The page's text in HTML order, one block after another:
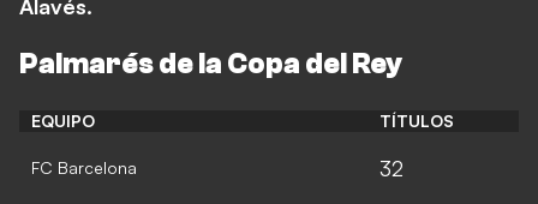
Alavés.
Palmarés de la Copa del Rey
EQUIPO TÍTULOS
FC Barcelona 32